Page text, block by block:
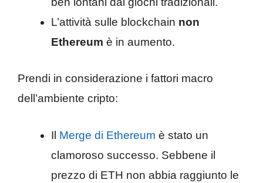
L’attività sulle blockchain non
Ethereum è in aumento.
Prendi in considerazione i fattori macro
dell’ambiente cripto:
Il Merge di Ethereum è stato un
clamoroso successo. Sebbene il
prezzo di ETH non abbia raggiunto le